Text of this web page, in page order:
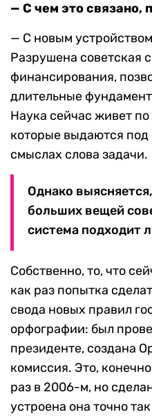
— С чем это
— С новым
Разрушена советская
финансирования,
длительные
Наука сейчас живет по
которые выдаются под
смыслах слова задачи.
Однако
больших вещей
система подходит
Собственно, то, что
как раз попытка
свода новых правил
орфографии: был
президенте, создана
комиссия. Это,
раз в 2006-м, но
устроена она точно